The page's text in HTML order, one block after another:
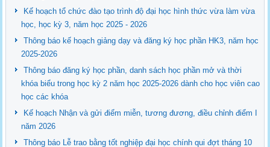
Kế hoạch tổ chức đào tạo trình độ đại học hình thức vừa làm vừa
học, học kỳ 3, năm học 2025 - 2026
Thông báo kế hoạch giảng dạy và đăng ký học phần HK3, năm học
2025-2026
Thông báo đăng ký học phần, danh sách học phần mở và thời
khóa biểu trong học kỳ 2 năm học 2025-2026 dành cho học viên cao
học các khóa
Kế hoạch Nhận và gửi điểm miễn, tương đương, điều chỉnh điểm I
năm 2026
Thông báo Lễ trao bằng tốt nghiệp đại học chính qui đợt tháng 10